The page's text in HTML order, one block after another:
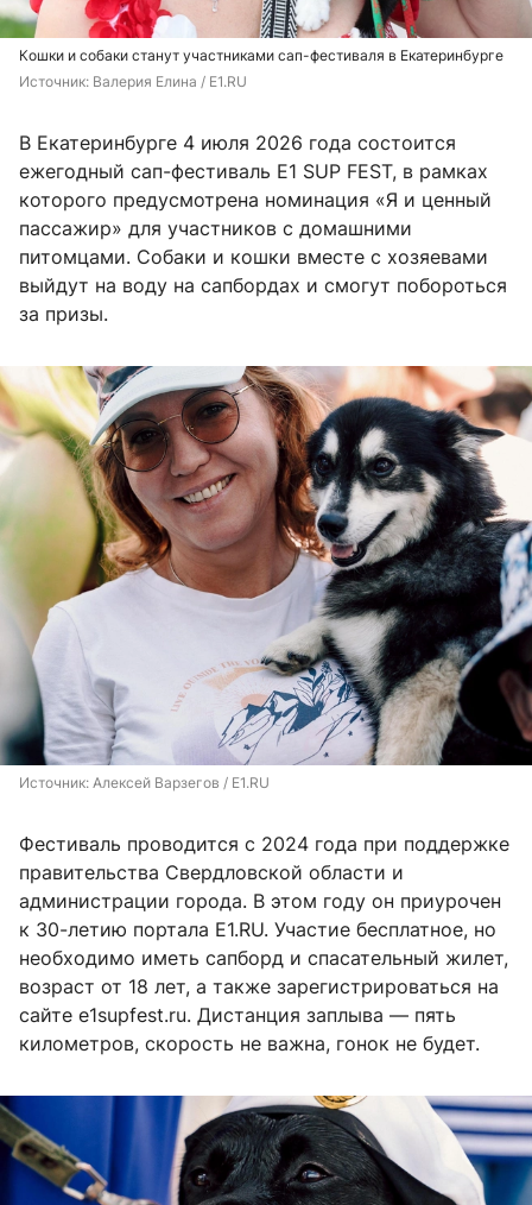
Кошки и собаки станут участниками сап-фестиваля в Екатеринбурге
Источник: Валерия Елина / E1.RU
В Екатеринбурге 4 июля 2026 года состоится
ежегодный сап-фестиваль E1 SUP FEST, в рамках
которого предусмотрена номинация «Я и ценный
пассажир» для участников с домашними
питомцами. Собаки и кошки вместе с хозяевами
выйдут на воду на сапбордах и смогут побороться
за призы.
Источник: Алексей Варзегов / E1.RU
Фестиваль проводится с 2024 года при поддержке
правительства Свердловской области и
администрации города. В этом году он приурочен
к 30-летию портала E1.RU. Участие бесплатное, но
необходимо иметь сапборд и спасательный жилет,
возраст от 18 лет, а также зарегистрироваться на
сайте e1supfest.ru. Дистанция заплыва — пять
километров, скорость не важна, гонок не будет.